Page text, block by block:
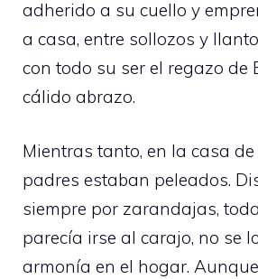
adherido a su cuello y
a casa, entre sollozos y
con todo su ser el regazo de
cálido abrazo.
Mientras tanto, en la casa
padres estaban peleados.
siempre por zarandajas,
parecía irse al carajo, no se
armonía en el hogar.